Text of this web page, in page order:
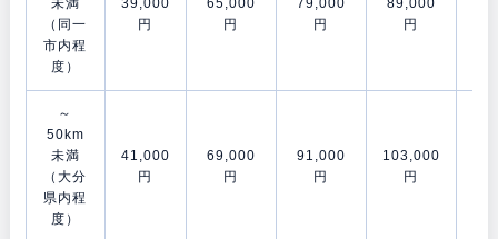
未満
（同一
市内程
度）
39,000
円
65,000
円
79,000
円
89,000
円
～
50km
未満
（大分
県内程
度）
41,000
円
69,000
円
91,000
円
103,000
円